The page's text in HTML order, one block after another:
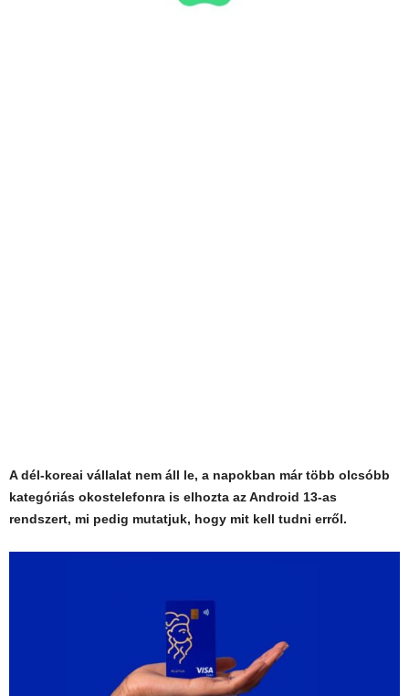
A dél-koreai vállalat nem áll le, a napokban már több olcsóbb
kategóriás okostelefonra is elhozta az Android 13-as
rendszert, mi pedig mutatjuk, hogy mit kell tudni erről.